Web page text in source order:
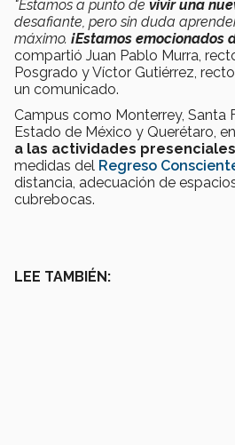
"Estamos a punto de vivir una
desafiante, pero sin duda
máximo. ¡Estamos emocionados
compartió Juan Pablo Murra,
Posgrado y Víctor Gutiérrez,
un comunicado.
Campus como Monterrey, Santa
Estado de México y Querétaro,
a las actividades presenciales
medidas del Regreso
distancia, adecuación de
cubrebocas.
LEE TAMBIÉN: